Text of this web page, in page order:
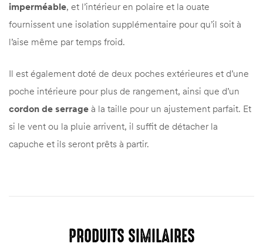
imperméable, et l’intérieur en polaire et la ouate
fournissent une isolation supplémentaire pour qu’il soit à
l’aise même par temps froid.
Il est également doté de deux poches extérieures et d’une
poche intérieure pour plus de rangement, ainsi que d’un
cordon de serrage à la taille pour un ajustement parfait. Et
si le vent ou la pluie arrivent, il suffit de détacher la
capuche et ils seront prêts à partir.
PRODUITS SIMILAIRES